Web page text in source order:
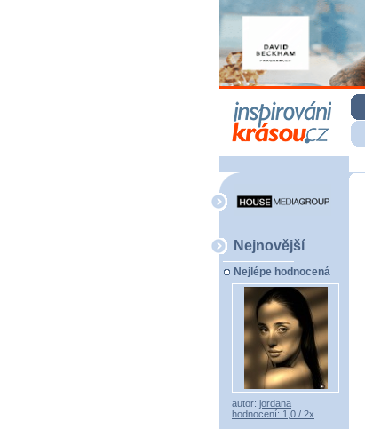
Nejnovější
Nejlépe hodnocená
autor: jordana
hodnocení: 1,0 / 2x